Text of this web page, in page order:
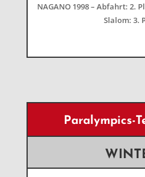
NAGANO 1998 – Abfahrt: 2.
Slalom: 3.
Paralympics-